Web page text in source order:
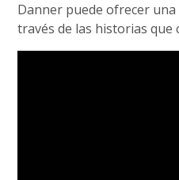
Danner puede ofrecer
través de las historias que